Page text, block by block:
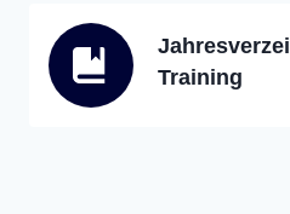
Training